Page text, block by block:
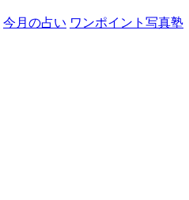
今月の占い ワンポイント写真塾